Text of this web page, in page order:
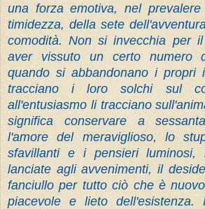
una forza emotiva, nel prevalere
timidezza, della sete
comodità. Non si invecchia per
aver vissuto un certo numero
quando si abbandonano i propri
tracciano i loro solchi sul
all'entusiasmo li tracciano
significa conservare a
l'amore del meraviglioso, lo
sfavillanti e i pensieri luminosi,
lanciate agli avvenimenti, il
fanciullo per tutto ciò che è
piacevole e lieto dell'esistenza.